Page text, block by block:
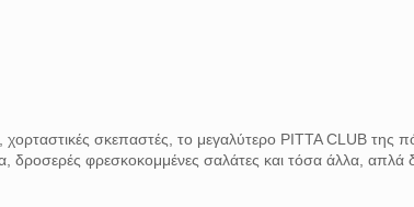
σκεπαστές, το μεγαλύτερο PITTA CLUB της
δροσερές φρεσκοκομμένες σαλάτες και τόσα άλλα, απλά